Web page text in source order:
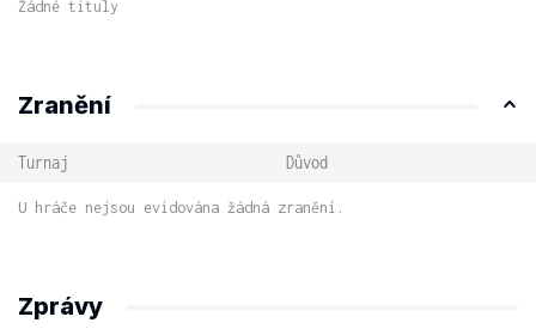
Žádné tituly
Zranění
Turnaj Důvod
U hráče nejsou evidována žádná zranění.
Zprávy